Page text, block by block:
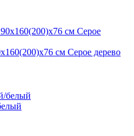
см Серое дерево